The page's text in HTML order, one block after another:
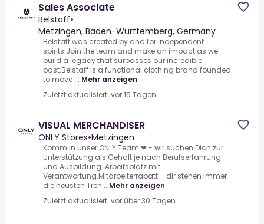
Sales Associate
Belstaff•
Metzingen, Baden-Württemberg, Germany
Belstaff was created by and for independent
spirits.Join the team and make an impact as we
build a legacy that surpasses our incredible
past.Belstaff is a functional clothing brand founded
to move ... Mehr anzeigen
Zuletzt aktualisiert: vor 15 Tagen
VISUAL MERCHANDISER
ONLY Stores•Metzingen
Komm in unser ONLY Team ❤ - wir suchen Dich zur
Unterstützung als.Gehalt je nach Berufserfahrung
und Ausbildung .Arbeitsplatz mit
Verantwortung.Mitarbeiterrabatt – dir stehen immer
die neusten Tren... Mehr anzeigen
Zuletzt aktualisiert: vor über 30 Tagen